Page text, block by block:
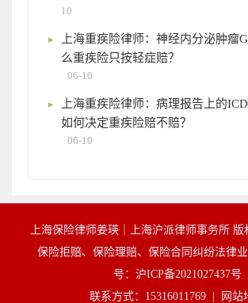
10
上海重疾险律师：神经内分泌肿瘤
么重疾险只按轻症赔？
06-10
上海重疾险律师：病理报告上的
如何决定重疾险赔不赔？
06-10
上海保险律师姜瑛｜上海沪派律师事务所
保险拒赔、保险理赔、保险合同纠纷法律
号：沪ICP备2021027437号
联系方式：15316011769 |
网站